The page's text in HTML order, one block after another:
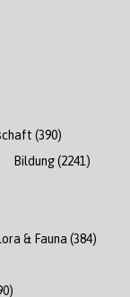
(390)
Bildung(2241)
& Fauna (384)